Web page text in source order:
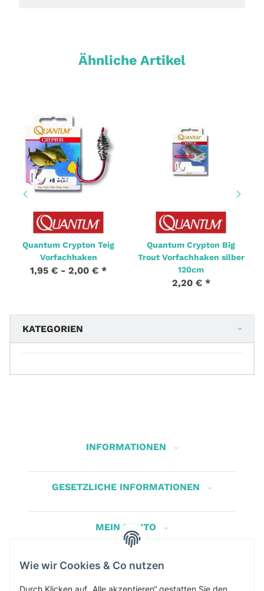
Ähnliche Artikel
Quantum Crypton Teig
Vorfachhaken
1,95 € - 2,00 € *
Quantum Crypton Big
Trout Vorfachhaken silber
120cm
2,20 € *
KATEGORIEN
INFORMATIONEN
GESETZLICHE INFORMATIONEN
MEIN KONTO
Herbis Anglerladen
Wie wir Cookies & Co nutzen